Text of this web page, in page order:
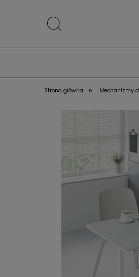
Strona główna » Mechanizmy